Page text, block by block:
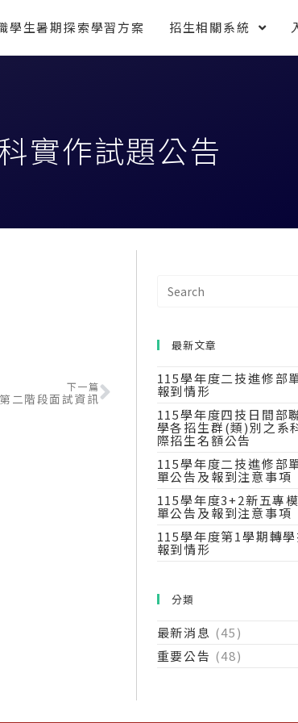
學生暑期探索學習方案 招生相關系統
實作試題公告
下一篇
二階段面試資訊
最新文章
115學年度二技進修部
報到情形
115學年度四技日間部
學各招生群(類)別之系
際招生名額公告
115學年度二技進修部
單公告及報到注意事項
115學年度3+2新五專
單公告及報到注意事項
115學年度第1學期轉
報到情形
分類
最新消息 (45)
重要公告 (48)